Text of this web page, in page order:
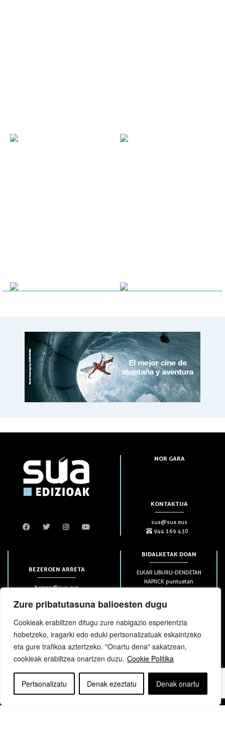
Zure pribatutasuna balioesten dugu
Cookieak erabiltzen ditugu zure nabigazio esperientzia
hobetzeko, iragarki edo eduki pertsonalizatuak eskaintzeko
eta gure trafikoa aztertzeko. "Onartu dena" sakatzean,
cookieak erabiltzea onartzen duzu. Cookie Politika
Pertsonalizatu Denak ezeztatu Denak onartu
NOR GARA
KONTAKTUA
sua@sua.eus
944 169 430
BEZEROEN ARRETA
bezero@sua.eus
HARPIDETZAK
BIDALKETAK DOAN
ELKAR LIBURU-DENDETAN
HAPIICK puntuetan
(soilik penintsulan)